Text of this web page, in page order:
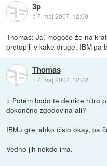
3p
::7. maj 2007, 12:00
Thomas: Ja, mogoče že na
pretopili v kake druge, IBM pa
Thomas
::7. maj 2007, 12:22
> Potem bodo te delnice hitro
dokončno zgodovina ali?
IBMu gre lahko čisto okay, pa
Vedno jih nekdo ima.